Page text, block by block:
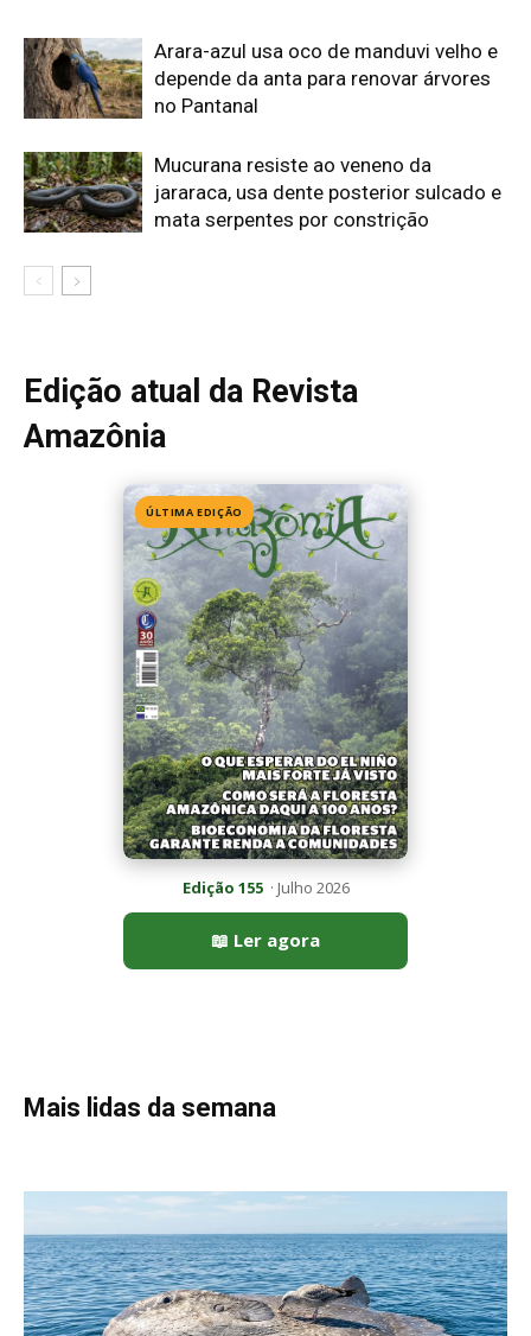
Amazônia
Edição 155· Julho 2026
📖 Ler agora
Mais lidas da semana
Peixe-lua emerge horizontalmente na superfície oceânica para
permitir que aves marinhas removam ectoparasitas